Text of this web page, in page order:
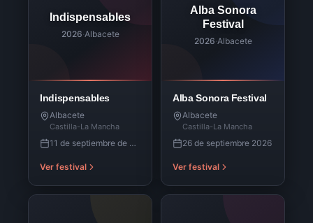
Indispensables
2026·Albacete
Indispensables
Albacete
Castilla-La Mancha
11 de septiembre de 2026
Ver festival
Alba Sonora
Festival
2026·Albacete
Alba Sonora Festival
Albacete
Castilla-La Mancha
26 de septiembre 2026
Ver festival